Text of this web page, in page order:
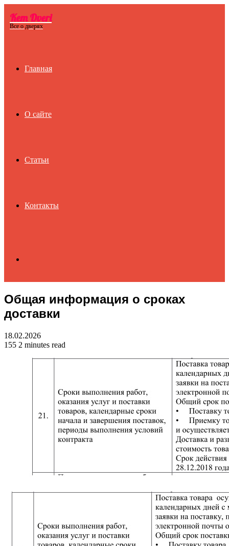
Menu
Kem Dveri
Все о дверях
Главная
О сайте
Статьи
Контакты
for
Общая информация о сроках
доставки
18.02.2026
155 2 minutes read